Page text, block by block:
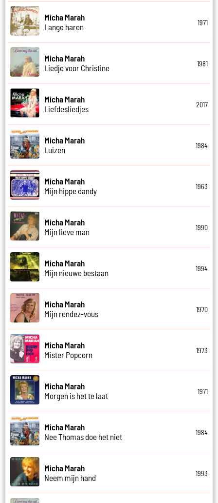
Micha Marah
Lange haren
1971
Micha Marah
Liedje voor Christine
1981
Micha Marah
Liefdesliedjes
2017
Micha Marah
Luizen
1984
Micha Marah
Mijn hippe dandy
1963
Micha Marah
Mijn lieve man
1990
Micha Marah
Mijn nieuwe bestaan
1994
Micha Marah
Mijn rendez-vous
1970
Micha Marah
Mister Popcorn
1973
Micha Marah
Morgen is het te laat
1971
Micha Marah
Nee Thomas doe het niet
1984
Micha Marah
Neem mijn hand
1993